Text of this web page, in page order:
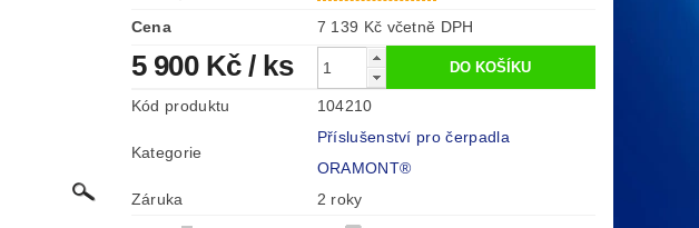
Cena
7 139 Kč včetně DPH
5 900 Kč/ ks
Kód produktu 104210
Kategorie
Příslušenství pro čerpadla
ORAMONT®
Záruka
2 roky